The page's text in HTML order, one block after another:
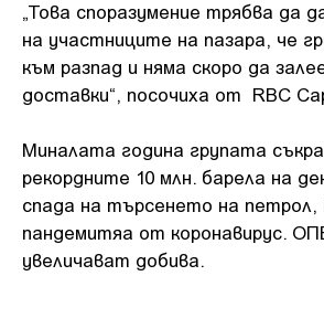
„Това споразумение трябва да
на участниците на пазара, че
към разпад и няма скоро да
доставки“, посочиха от RBC
Миналата година групата
рекордните 10 млн. барела на
спада на търсенето на петрол,
пандемитяа от коронавирус.
увеличават добива.